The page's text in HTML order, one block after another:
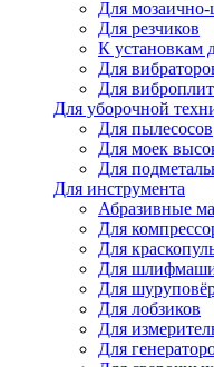
Для
Для резчиков
К установкам
Для
Для виброплит
Для уборочной
Для пылесосов
Для моек
Для
Для инструмента
Абразивные
Для
Для
Для
Для
Для лобзиков
Для
Для